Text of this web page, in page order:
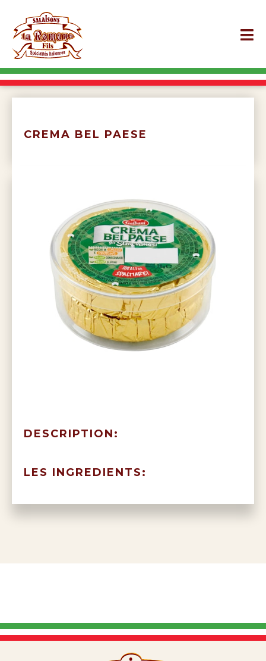
CREMA BEL PAESE
DESCRIPTION:
LES INGREDIENTS: